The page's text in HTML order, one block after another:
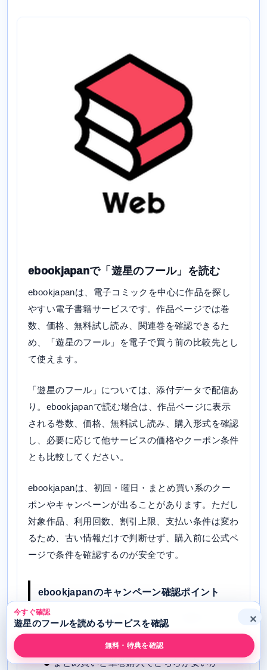
ebookjapanで「遊星のフール」を読む
ebookjapanは、電子コミックを中心に作品を探し
やすい電子書籍サービスです。作品ページでは巻
数、価格、無料試し読み、関連巻を確認できるた
め、「遊星のフール」を電子で買う前の比較先とし
て使えます。
「遊星のフール」については、添付データで配信あ
り。ebookjapanで読む場合は、作品ページに表示
される巻数、価格、無料試し読み、購入形式を確認
し、必要に応じて他サービスの価格やクーポン条件
とも比較してください。
ebookjapanは、初回・曜日・まとめ買い系のクー
ポンやキャンペーンが出ることがあります。ただし
対象作品、利用回数、割引上限、支払い条件は変わ
るため、古い情報だけで判断せず、購入前に公式ペ
ージで条件を確認するのが安全です。
ebookjapanのキャンペーン確認ポイント
クーポンが「遊星のフール」に適用できるか
割引上限や利用回数に制限がないか
まとめ買いと単巻購入でどちらが安いか
今すぐ確認
遊星のフールを読めるサービスを確認
無料・特典を確認
×